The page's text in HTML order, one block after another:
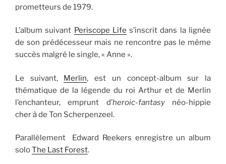
prometteurs de 1979.
L’album suivant Periscope Life s’inscrit dans la lignée
de son prédécesseur mais ne rencontre pas le même
succès malgré le single, « Anne ».
Le suivant, Merlin, est un concept-album sur la
thématique de la légende du roi Arthur et de Merlin
l’enchanteur, emprunt d’heroic-fantasynéo-hippie
cher à de Ton Scherpenzeel.
Parallèlement Edward Reekers enregistre un album
soloThe Last Forest.